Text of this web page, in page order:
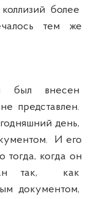
более
тем же
был внесен
представлен.
день,
И его
тогда, когда он
так, как
документом,